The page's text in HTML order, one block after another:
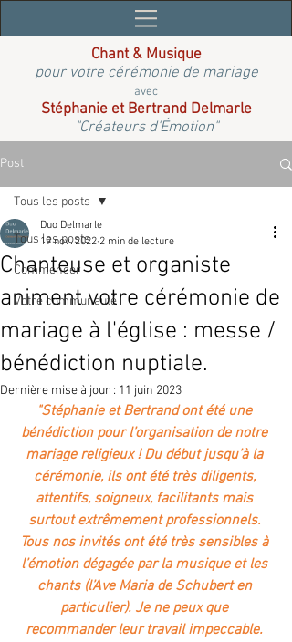
Chant & Musique
pour votre cérémonie de mariage
avec
Stéphanie et Bertrand Delmarle
"Créateurs d'Émotion"
Post
Tous les posts
Commencer
Votre communauté
Tous les posts
Chanteuse et organiste
animent votre cérémonie de
mariage à l'église : messe /
bénédiction nuptiale.
Duo Delmarle
19 nov. 2022 2 min de lecture
Dernière mise à jour : 11 juin 2023
"Stéphanie et Bertrand ont été une
bénédiction pour l’organisation de notre
mariage religieux ! Du début jusqu’à la
cérémonie, ils ont été très diligents,
attentifs, soigneux, facilitants mais
surtout extrêmement professionnels.
Tous nos invités ont été très sensibles à
l’émotion dégagée par la musique et les
chants (l’Ave Maria de Schubert en
particulier). Je ne peux que
recommander leur travail impeccable.